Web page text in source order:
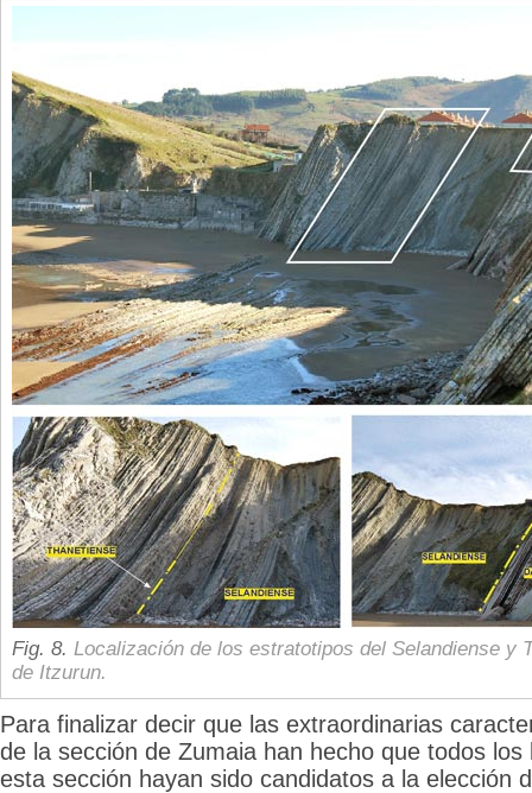
Fig. 8. Localización de los estratotipos del Selandiense y
de Itzurun.
Para finalizar decir que las extraordinarias
de la sección de Zumaia han hecho que todos
esta sección hayan sido candidatos a la elección